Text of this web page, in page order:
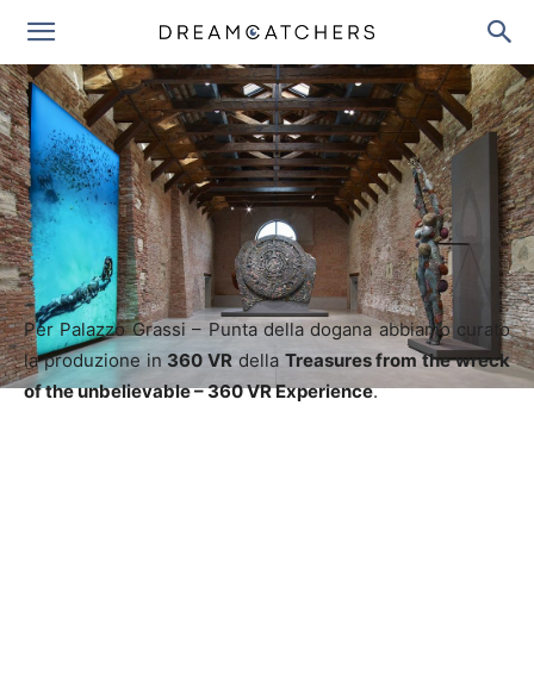
Treasures from the wreck of the
unbelievable - 360 VR Experience
Per Palazzo Grassi – Punta della dogana abbiamo curato
la produzione in 360 VR della Treasures from the wreck
of the unbelievable – 360 VR Experience.